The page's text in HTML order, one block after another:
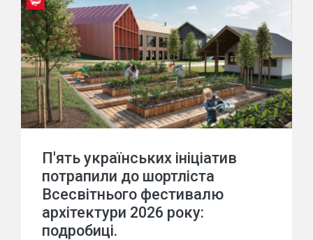
П'ять українських ініціатив
потрапили до шортліста
Всесвітнього фестивалю
архітектури 2026 року:
подробиці.